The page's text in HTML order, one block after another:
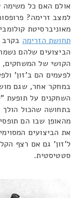
אולם האם כל משימה
למצב זרימה?
מאוניברסיטת
תחושת הזרימה בקרב
הביצועים שלהם
הקושי של המשחקים,
לפעמים הם ב'זון'
במחקר אחר, שגם
השחקנים על תופעת
בתחושה שהכול
מהאופן שבו הם
את הביצועים
ל'זון' גם אם רצף
סטטיסטית.